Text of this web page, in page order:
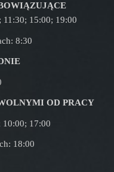
11:30; 15:00; 19:00
8:30
OD PRACY
10:00; 17:00
18:00